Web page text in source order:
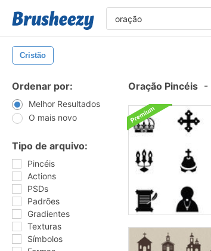
Cristão
Ordenar por:
Melhor Resultados
O mais novo
Tipo de arquivo:
Pincéis
Actions
PSDs
Padrões
Gradientes
Texturas
Símbolos
Oração Pincéis -